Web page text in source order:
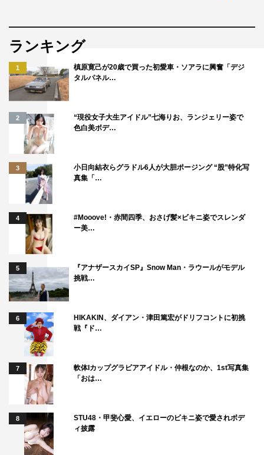
た。インタビュー全文は、次ページを参照。
2 全文表示
丸山桂里奈
ランキング
1
槙原寛己が20歳で買った初愛車・ソアラに興奮「デジ
タルパネル…
2
“現役女子大生アイドル”七海りお、ランジェリー姿で
色白美ボデ…
3
小日向結衣らグラドル6人が大胆ポージング “股”特化写
真集「…
4
#Mooove!・赤間四季、おさげ髪×ビキニ姿でスレンダ
ー美…
5
『アナザースカイSP』Snow Man・ラウールがモデル
挑戦…
6
HIKAKIN、ダイアン・津田篤宏がドリフコントに初挑
戦『ド…
7
軟体Iカップグラビアアイドル・仲根なのか、1st写真集
「おは…
8
STU48・甲斐心愛、イエローのビキニ姿で愛されボデ
ィ披露